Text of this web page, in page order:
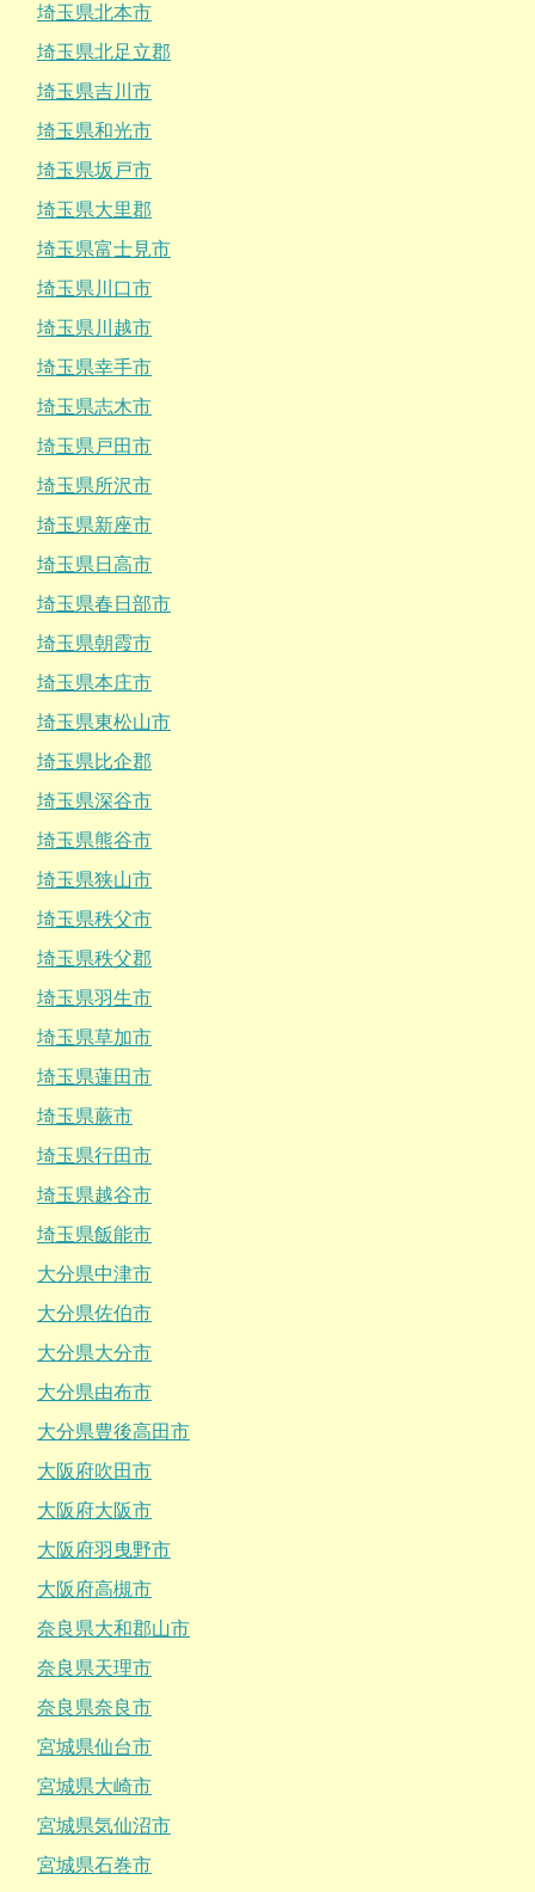
埼玉県北本市
埼玉県北足立郡
埼玉県吉川市
埼玉県和光市
埼玉県坂戸市
埼玉県大里郡
埼玉県富士見市
埼玉県川口市
埼玉県川越市
埼玉県幸手市
埼玉県志木市
埼玉県戸田市
埼玉県所沢市
埼玉県新座市
埼玉県日高市
埼玉県春日部市
埼玉県朝霞市
埼玉県本庄市
埼玉県東松山市
埼玉県比企郡
埼玉県深谷市
埼玉県熊谷市
埼玉県狭山市
埼玉県秩父市
埼玉県秩父郡
埼玉県羽生市
埼玉県草加市
埼玉県蓮田市
埼玉県蕨市
埼玉県行田市
埼玉県越谷市
埼玉県飯能市
大分県中津市
大分県佐伯市
大分県大分市
大分県由布市
大分県豊後高田市
大阪府吹田市
大阪府大阪市
大阪府羽曳野市
大阪府高槻市
奈良県大和郡山市
奈良県天理市
奈良県奈良市
宮城県仙台市
宮城県大崎市
宮城県気仙沼市
宮城県石巻市